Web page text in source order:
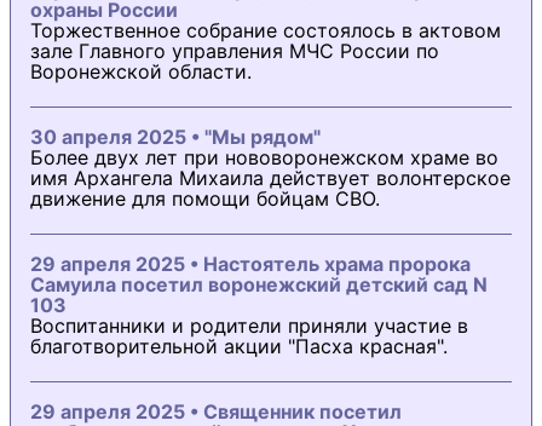
охраны России
Торжественное собрание состоялось в актовом
зале Главного управления МЧС России по
Воронежской области.
30 апреля 2025 • "Мы рядом"
Более двух лет при нововоронежском храме во
имя Архангела Михаила действует волонтерское
движение для помощи бойцам СВО.
29 апреля 2025 • Настоятель храма пророка
Самуила посетил воронежский детский сад N
103
Воспитанники и родители приняли участие в
благотворительной акции "Пасха красная".
29 апреля 2025 • Священник посетил